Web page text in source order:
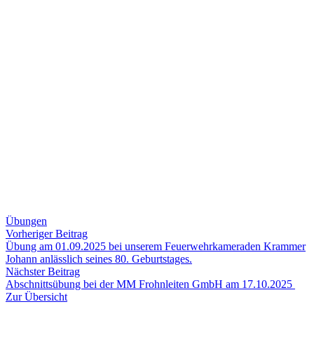
Übungen
Beitragsnavigation
Vorheriger BeitragVorheriger
Beitrag:
Übung am 01.09.2025 bei unserem Feuerwehrkameraden Krammer
Johann anlässlich seines 80. Geburtstages.
Nächster BeitragNächster
Beitrag:
Abschnittsübung bei der MM Frohnleiten GmbH am 17.10.2025
Zur Übersicht